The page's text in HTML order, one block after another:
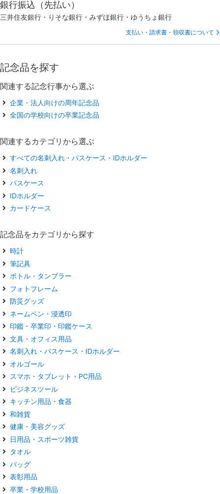
銀行振込（先払い）
三井住友銀行・りそな銀行・みずほ銀行・ゆうちょ銀行
支払い・請求書・領収書について
記念品を探す
関連する記念行事から選ぶ
企業・法人向けの周年記念品
全国の学校向けの卒業記念品
関連するカテゴリから選ぶ
すべての名刺入れ・パスケース・IDホルダー
名刺入れ
パスケース
IDホルダー
カードケース
記念品をカテゴリから探す
時計
筆記具
ボトル・タンブラー
フォトフレーム
防災グッズ
ネームペン・浸透印
印鑑・卒業印・印鑑ケース
文具・オフィス用品
名刺入れ・パスケース・IDホルダー
オルゴール
スマホ・タブレット・PC用品
ビジネスツール
キッチン用品・食器
和雑貨
健康・美容グッズ
日用品・スポーツ雑貨
タオル
バッグ
表彰用品
卒業・学校用品